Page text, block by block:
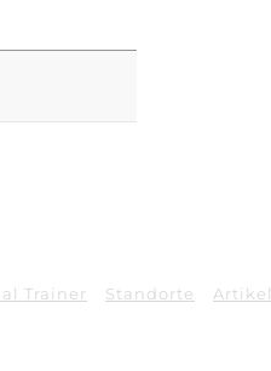
Trainer Standorte Artikel